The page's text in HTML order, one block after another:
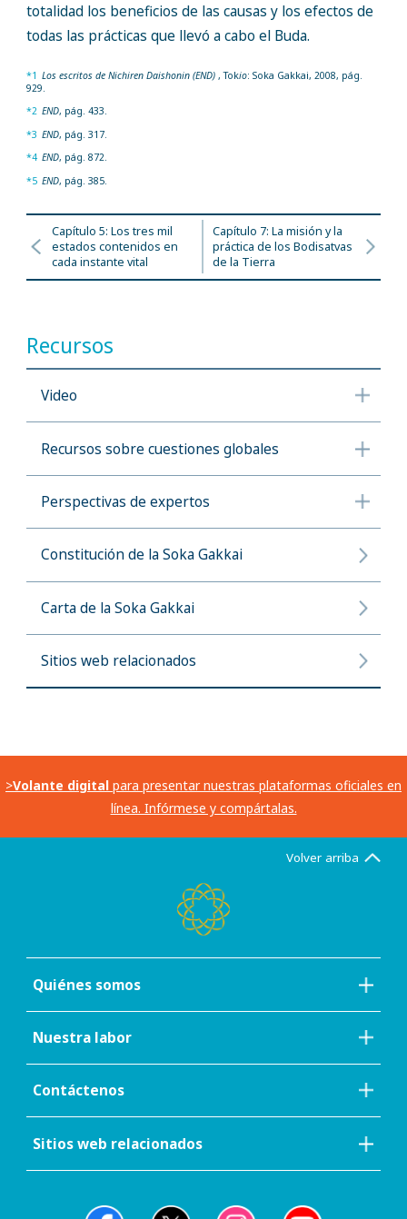
totalidad los beneficios de las causas y los efectos de
todas las prácticas que llevó a cabo el Buda.
*1 Los escritos de Nichiren Daishonin (END), Tokio: Soka Gakkai, 2008, pág.
929.
*2 END, pág. 433.
*3 END, pág. 317.
*4 END, pág. 872.
*5 END, pág. 385.
Capítulo 5: Los tres mil
estados contenidos en
cada instante vital
Capítulo 7: La misión y la
práctica de los Bodisatvas
de la Tierra
Recursos
Video
Recursos sobre cuestiones globales
Perspectivas de expertos
Constitución de la Soka Gakkai
Carta de la Soka Gakkai
Sitios web relacionados
>Volante digital para presentar nuestras plataformas oficiales en
línea. Infórmese y compártalas.
Volver arriba
Quiénes somos
Nuestra labor
Contáctenos
Sitios web relacionados